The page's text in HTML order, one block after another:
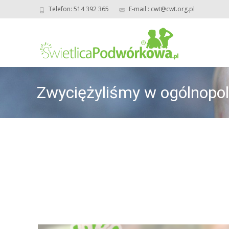
Telefon: 514 392 365 E-mail : cwt@cwt.org.pl
Zwyciężyliśmy w